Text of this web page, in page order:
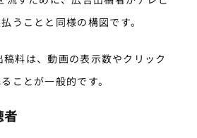
うことと同様の構図です。
料は、動画の表示数やクリック
ことが一般的です。